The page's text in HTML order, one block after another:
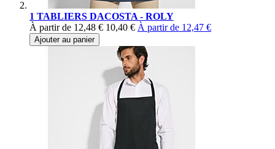
1 TABLIERS DACOSTA - ROLY
À partir de 12,48 € 10,40 € À partir de 12,47 €
Ajouter au panier